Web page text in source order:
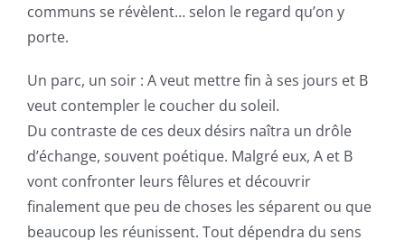
communs se révèlent… selon le regard qu’on y
porte.
Un parc, un soir : A veut mettre fin à ses jours et B
veut contempler le coucher du soleil.
Du contraste de ces deux désirs naîtra un drôle
d’échange, souvent poétique. Malgré eux, A et B
vont confronter leurs fêlures et découvrir
finalement que peu de choses les séparent ou que
beaucoup les réunissent. Tout dépendra du sens